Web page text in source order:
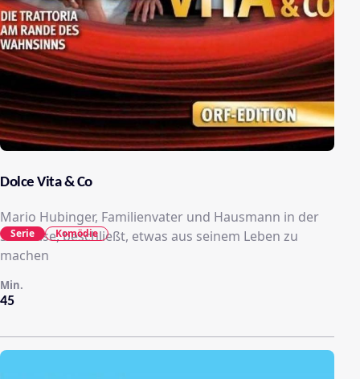
Dolce Vita & Co
Mario Hubinger, Familienvater und Hausmann in der
Sinnkrise, beschließt, etwas aus seinem Leben zu
machen
45
Min.
Serie Komödie